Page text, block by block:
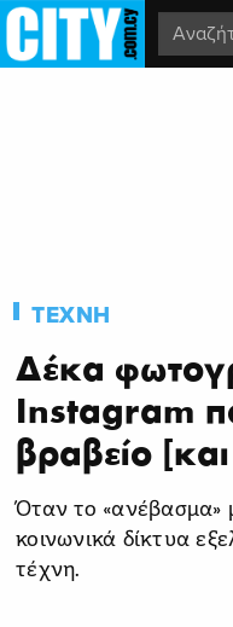
ΤΕΧΝΗ
Δέκα
Instagram
βραβείο
Όταν το «ανέβασμα»
κοινωνικά δίκτυα
τέχνη.